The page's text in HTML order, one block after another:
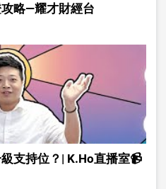
略—耀才財經台
支持位？| K.Ho直播室📹